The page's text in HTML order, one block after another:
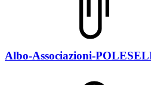
Albo-Associazioni-